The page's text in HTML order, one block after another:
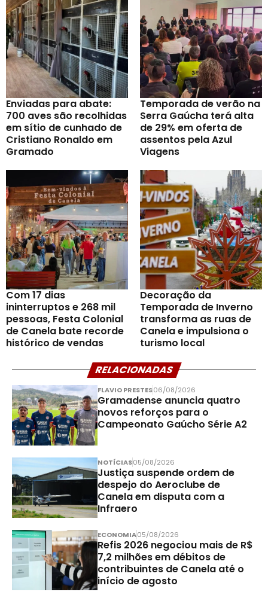
Enviadas para abate:
700 aves são recolhidas
em sítio de cunhado de
Cristiano Ronaldo em
Gramado
Temporada de verão na
Serra Gaúcha terá alta
de 29% em oferta de
assentos pela Azul
Viagens
Com 17 dias
ininterruptos e 268 mil
pessoas, Festa Colonial
de Canela bate recorde
histórico de vendas
Decoração da
Temporada de Inverno
transforma as ruas de
Canela e impulsiona o
turismo local
RELACIONADAS
FLAVIO PRESTES06/08/2026
Gramadense anuncia quatro
novos reforços para o
Campeonato Gaúcho Série A2
NOTÍCIAS05/08/2026
Justiça suspende ordem de
despejo do Aeroclube de
Canela em disputa com a
Infraero
ECONOMIA05/08/2026
Refis 2026 negociou mais de R$
7,2 milhões em débitos de
contribuintes de Canela até o
início de agosto